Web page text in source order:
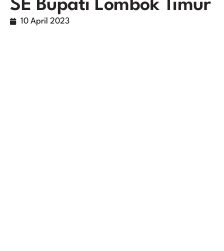
SE Bupati Lombok Timur
10 April 2023